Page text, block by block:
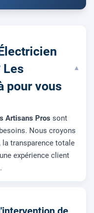
Les
pour vous
▾
Artisans Pros sont
Nous croyons
transparence totale
expérience client